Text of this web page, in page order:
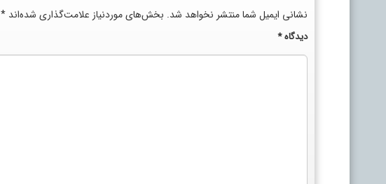
نشانی ایمیل شما منتشر نخواهد شد. بخش‌های موردنیاز علامت‌گذاری شده‌اند *
دیدگاه*